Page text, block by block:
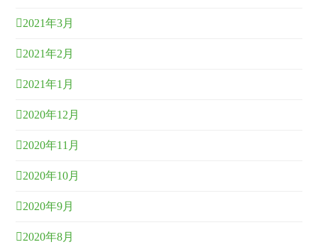
2021年3月
2021年2月
2021年1月
2020年12月
2020年11月
2020年10月
2020年9月
2020年8月